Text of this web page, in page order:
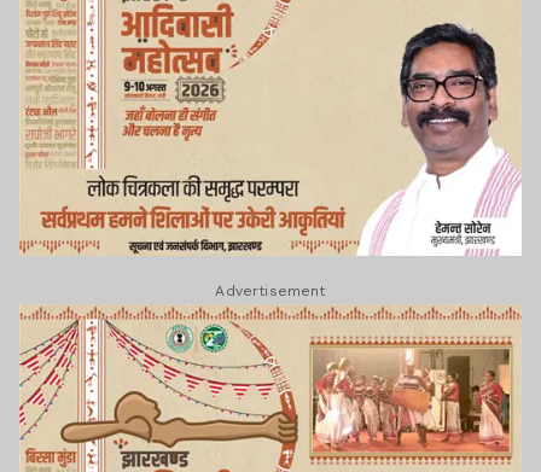
Advertisement